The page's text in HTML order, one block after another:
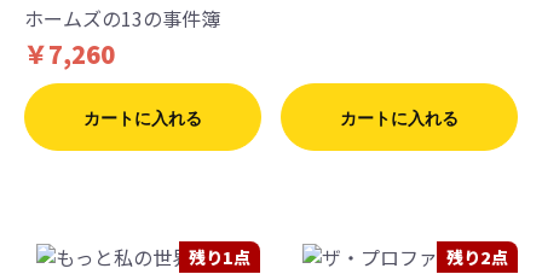
ホームズの13の事件簿
￥7,260
カートに入れる カートに入れる
残り1点 残り2点